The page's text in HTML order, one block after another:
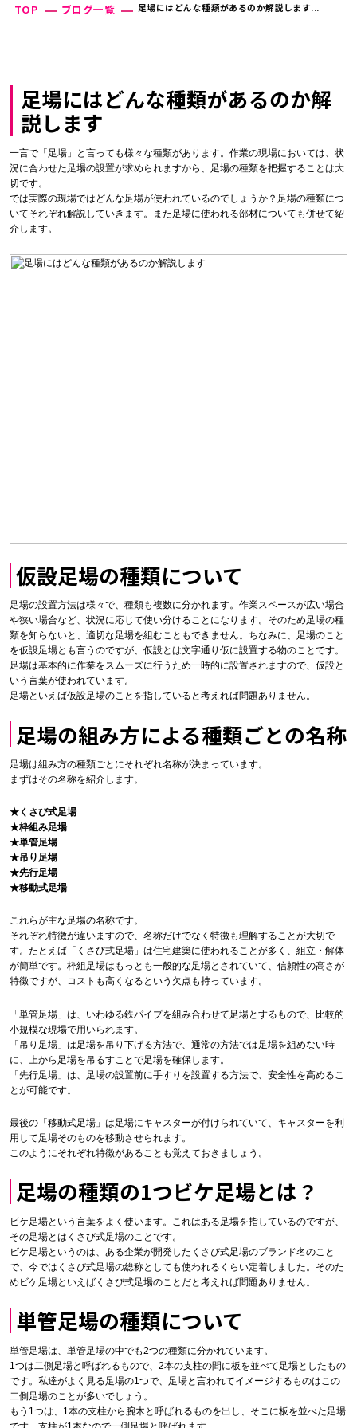
TOP ブログ一覧 足場にはどんな種類があるのか解説します...
足場にはどんな種類があるのか解
説します
一言で「足場」と言っても様々な種類があります。作業の現場においては、状
況に合わせた足場の設置が求められますから、足場の種類を把握することは大
切です。
では実際の現場ではどんな足場が使われているのでしょうか？足場の種類につ
いてそれぞれ解説していきます。また足場に使われる部材についても併せて紹
介します。
仮設足場の種類について
足場の設置方法は様々で、種類も複数に分かれます。作業スペースが広い場合
や狭い場合など、状況に応じて使い分けることになります。そのため足場の種
類を知らないと、適切な足場を組むこともできません。ちなみに、足場のこと
を仮設足場とも言うのですが、仮設とは文字通り仮に設置する物のことです。
足場は基本的に作業をスムーズに行うため一時的に設置されますので、仮設と
いう言葉が使われています。
足場といえば仮設足場のことを指していると考えれば問題ありません。
足場の組み方による種類ごとの名称
足場は組み方の種類ごとにそれぞれ名称が決まっています。
まずはその名称を紹介します。
★くさび式足場
★枠組み足場
★単管足場
★吊り足場
★先行足場
★移動式足場
これらが主な足場の名称です。
それぞれ特徴が違いますので、名称だけでなく特徴も理解することが大切で
す。たとえば「くさび式足場」は住宅建築に使われることが多く、組立・解体
が簡単です。枠組足場はもっとも一般的な足場とされていて、信頼性の高さが
特徴ですが、コストも高くなるという欠点も持っています。
「単管足場」は、いわゆる鉄パイプを組み合わせて足場とするもので、比較的
小規模な現場で用いられます。
「吊り足場」は足場を吊り下げる方法で、通常の方法では足場を組めない時
に、上から足場を吊るすことで足場を確保します。
「先行足場」は、足場の設置前に手すりを設置する方法で、安全性を高めるこ
とが可能です。
最後の「移動式足場」は足場にキャスターが付けられていて、キャスターを利
用して足場そのものを移動させられます。
このようにそれぞれ特徴があることも覚えておきましょう。
足場の種類の1つビケ足場とは？
ビケ足場という言葉をよく使います。これはある足場を指しているのですが、
その足場とはくさび式足場のことです。
ビケ足場というのは、ある企業が開発したくさび式足場のブランド名のこと
で、今ではくさび式足場の総称としても使われるくらい定着しました。そのた
めビケ足場といえばくさび式足場のことだと考えれば問題ありません。
単管足場の種類について
単管足場は、単管足場の中でも2つの種類に分かれています。
1つは二側足場と呼ばれるもので、2本の支柱の間に板を並べて足場としたもの
です。私達がよく見る足場の1つで、足場と言われてイメージするものはこの
二側足場のことが多いでしょう。
もう1つは、1本の支柱から腕木と呼ばれるものを出し、そこに板を並べた足場